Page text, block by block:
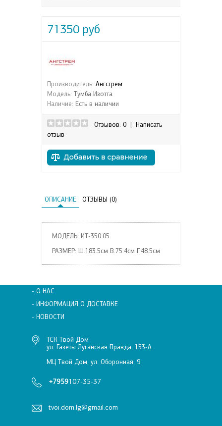
71350 руб
Производитель: Ангстрем
Модель: Тумба Изотта
Наличие: Есть в наличии
Отзывов: 0
Написать
отзыв
ОПИСАНИЕ ОТЗЫВЫ (0)
МОДЕЛЬ: ИТ-350.05
РАЗМЕР: Ш.183.5см В.75.4см Г.48.5см
- О НАС
- ИНФОРМАЦИЯ О ДОСТАВКЕ
- НОВОСТИ
ТСК Твой Дом
ул. Газеты Луганская Правда, 153-А
МЦ Твой Дом, ул. Оборонная, 9
+7959107-35-37
tvoi.dom.lg@gmail.com